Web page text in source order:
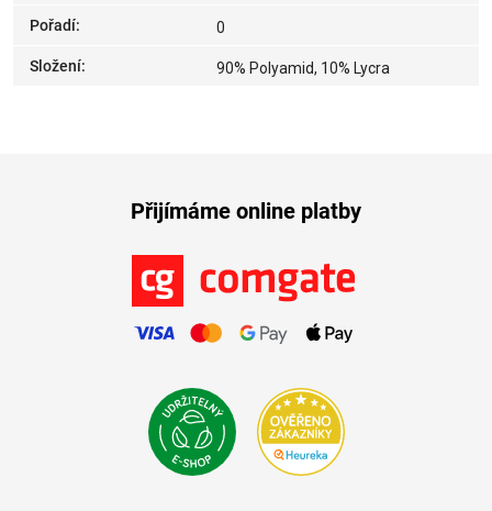
Pořadí: 0
Složení: 90% Polyamid, 10% Lycra
Přijímáme online platby